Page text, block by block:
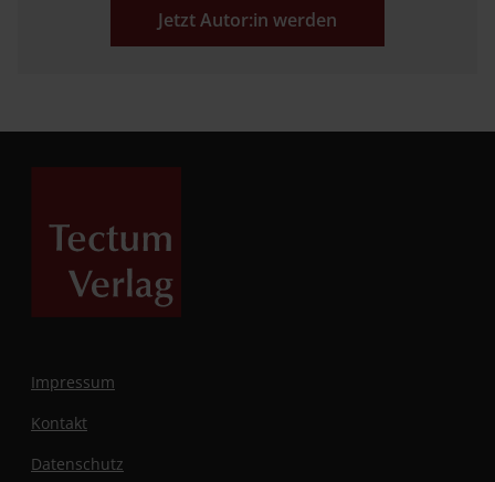
Jetzt Autor:in werden
Impressum
Kontakt
Datenschutz